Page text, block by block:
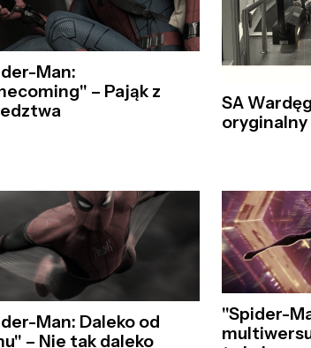
Man:
– Pająk z
SA
oryginalny
Man: Daleko od
– Nie tak daleko
"Spider-